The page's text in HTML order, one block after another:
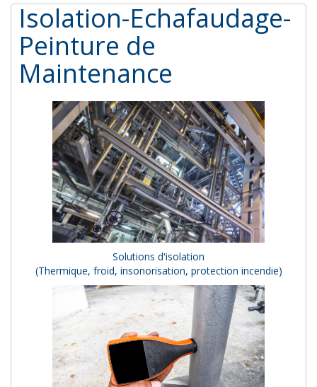
Isolation-Echafaudage-
Peinture de
Maintenance
Solutions d'isolation
(Thermique, froid, insonorisation, protection incendie)